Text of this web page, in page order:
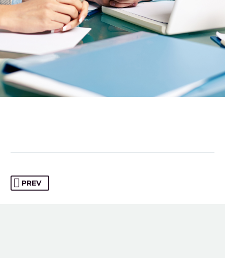

CEO
Promise of Trust: We are committed to
providing our community with transparent
PREV